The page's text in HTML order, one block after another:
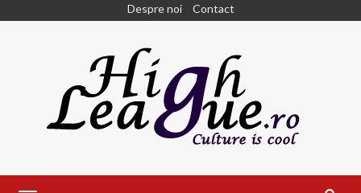
Despre noi Contact